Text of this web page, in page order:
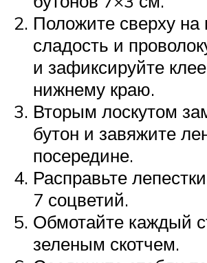
Положите сверху на
сладость и
и зафиксируйте
нижнему краю.
Вторым лоскутом
бутон и завяжите
посередине.
Расправьте
7 соцветий.
Обмотайте каждый
зеленым скотчем.